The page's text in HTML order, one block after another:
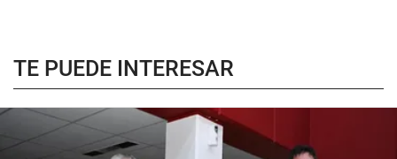
TE PUEDE INTERESAR